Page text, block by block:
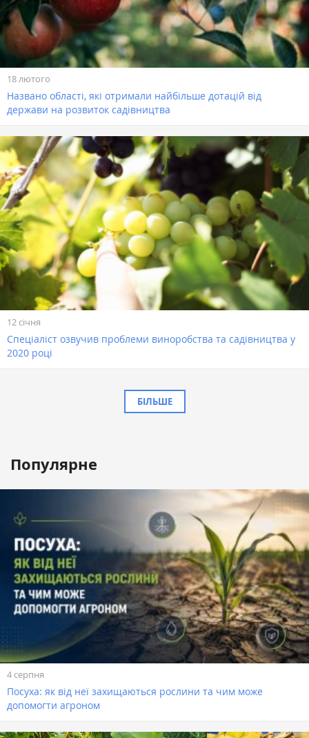
18 лютого
Названо області, які отримали найбільше дотацій від
держави на розвиток садівництва
12 січня
Спеціаліст озвучив проблеми виноробства та садівництва у
2020 році
БІЛЬШЕ
Популярне
4 серпня
Посуха: як від неї захищаються рослини та чим може
допомогти агроном